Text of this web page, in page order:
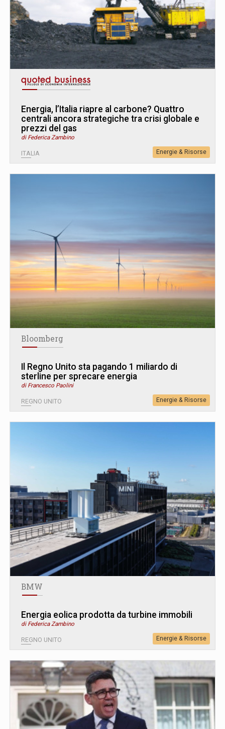
Energia, l’Italia riapre al carbone? Quattro
centrali ancora strategiche tra crisi globale e
prezzi del gas
di Federica Zambino
ITALIA Energie & Risorse
Bloomberg
Il Regno Unito sta pagando 1 miliardo di
sterline per sprecare energia
di Francesco Paolini
REGNO UNITO Energie & Risorse
BMW
Energia eolica prodotta da turbine immobili
di Federica Zambino
REGNO UNITO Energie & Risorse